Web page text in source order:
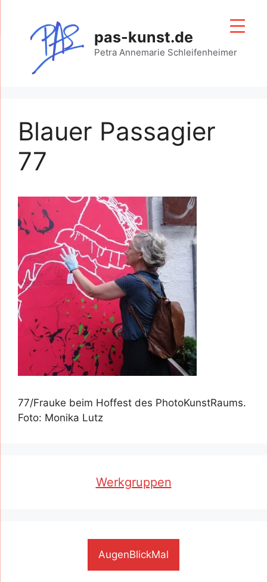
springen
pas-kunst.de
Petra Annemarie Schleifenheimer
Blauer Passagier
77
77/Frauke beim Hoffest des PhotoKunstRaums.
Foto: Monika Lutz
Werkgruppen
AugenBlickMal